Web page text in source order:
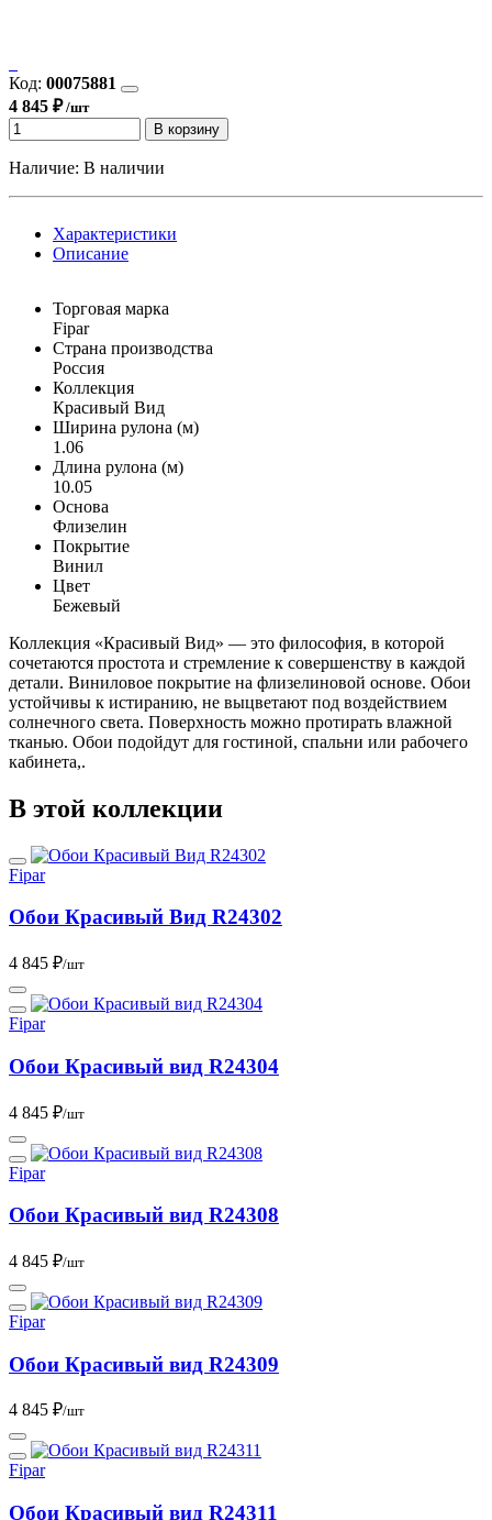
Код: 00075881
4 845 ₽/шт
В корзину
Наличие: В наличии
Характеристики
Описание
Торговая марка
Fipar
Страна производства
Россия
Коллекция
Красивый Вид
Ширина рулона (м)
1.06
Длина рулона (м)
10.05
Основа
Флизелин
Покрытие
Винил
Цвет
Бежевый
Коллекция «Красивый Вид» — это философия, в которой
сочетаются простота и стремление к совершенству в каждой
детали. Виниловое покрытие на флизелиновой основе. Обои
устойчивы к истиранию, не выцветают под воздействием
солнечного света. Поверхность можно протирать влажной
тканью. Обои подойдут для гостиной, спальни или рабочего
кабинета,.
В этой коллекции
Fipar
Обои Красивый Вид R24302
4 845 ₽/шт
Fipar
Обои Красивый вид R24304
4 845 ₽/шт
Fipar
Обои Красивый вид R24308
4 845 ₽/шт
Fipar
Обои Красивый вид R24309
4 845 ₽/шт
Fipar
Обои Красивый вид R24311